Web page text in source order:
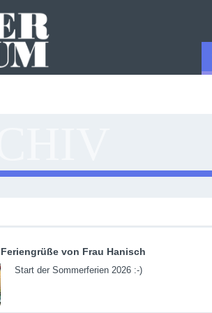
Feriengrüße von Frau Hanisch
Start der Sommerferien 2026 :-)